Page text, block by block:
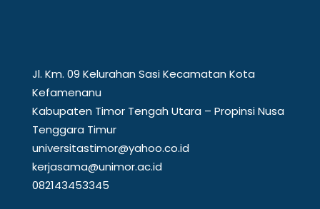
Jl. Km. 09 Kelurahan Sasi Kecamatan Kota
Kefamenanu
Kabupaten Timor Tengah Utara – Propinsi Nusa
Tenggara Timur
universitastimor@yahoo.co.id
kerjasama@unimor.ac.id
082143453345